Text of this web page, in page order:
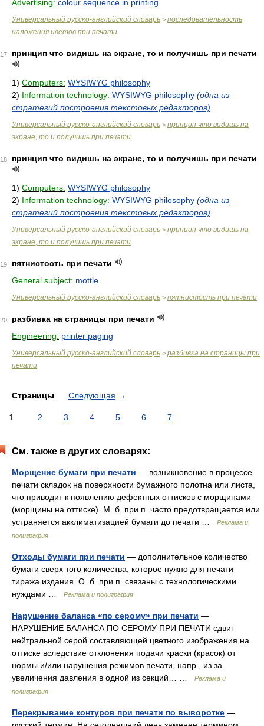
Advertising: colour sequence in printing
Универсальный русско-английский словарь > последовательность
наложения цветов при печати
17 принцип что видишь на экране, то и получишь при печати
1) Computers: WYSIWYG philosophy
2) Information technology: WYSIWYG philosophy (одна из
стратегий построения текстовых редакторов)
Универсальный русско-английский словарь > принцип что видишь на
экране, то и получишь при печати
18 принцип что видишь на экране, то и получишь при печати
1) Computers: WYSIWYG philosophy
2) Information technology: WYSIWYG philosophy (одна из
стратегий построения текстовых редакторов)
Универсальный русско-английский словарь > принцип что видишь на
экране, то и получишь при печати
19
пятнистость при печати
General subject: mottle
Универсальный русско-английский словарь > пятнистость при печати
20
разбивка на страницы при печати
Engineering: printer paging
Универсальный русско-английский словарь > разбивка на страницы при
печати
Страницы Следующая →
1 2 3 4 5 6 7
См. также в других словарях:
Морщение бумаги при печати — возникновение в процессе
печати складок на поверхности бумажного полотна или листа,
что приводит к появлению дефектных оттисков с морщинами
(морщины на оттиске). М. б. при п. часто предотвращается или
устраняется акклиматизацией бумаги до печати …
Реклама и
полиграфия
Отходы бумаги при печати — дополнительное количество
бумаги сверх того количества, которое нужно для печати
тиража издания. О. б. при п. связаны с технологическими
нуждами …
Реклама и полиграфия
Нарушение баланса «по серому» при печати —
НАРУШЕНИЕ БАЛАНСА ПО СЕРОМУ ПРИ ПЕЧАТИ сдвиг
нейтральной серой составляющей цветного изображения на
оттиске вследствие отклонения подачи краски (красок) от
нормы и/или нарушения режимов печати, напр., из за
увеличения давления в одной из секций… …
Реклама и
полиграфия
Перекрывание контуров при печати по выворотке —